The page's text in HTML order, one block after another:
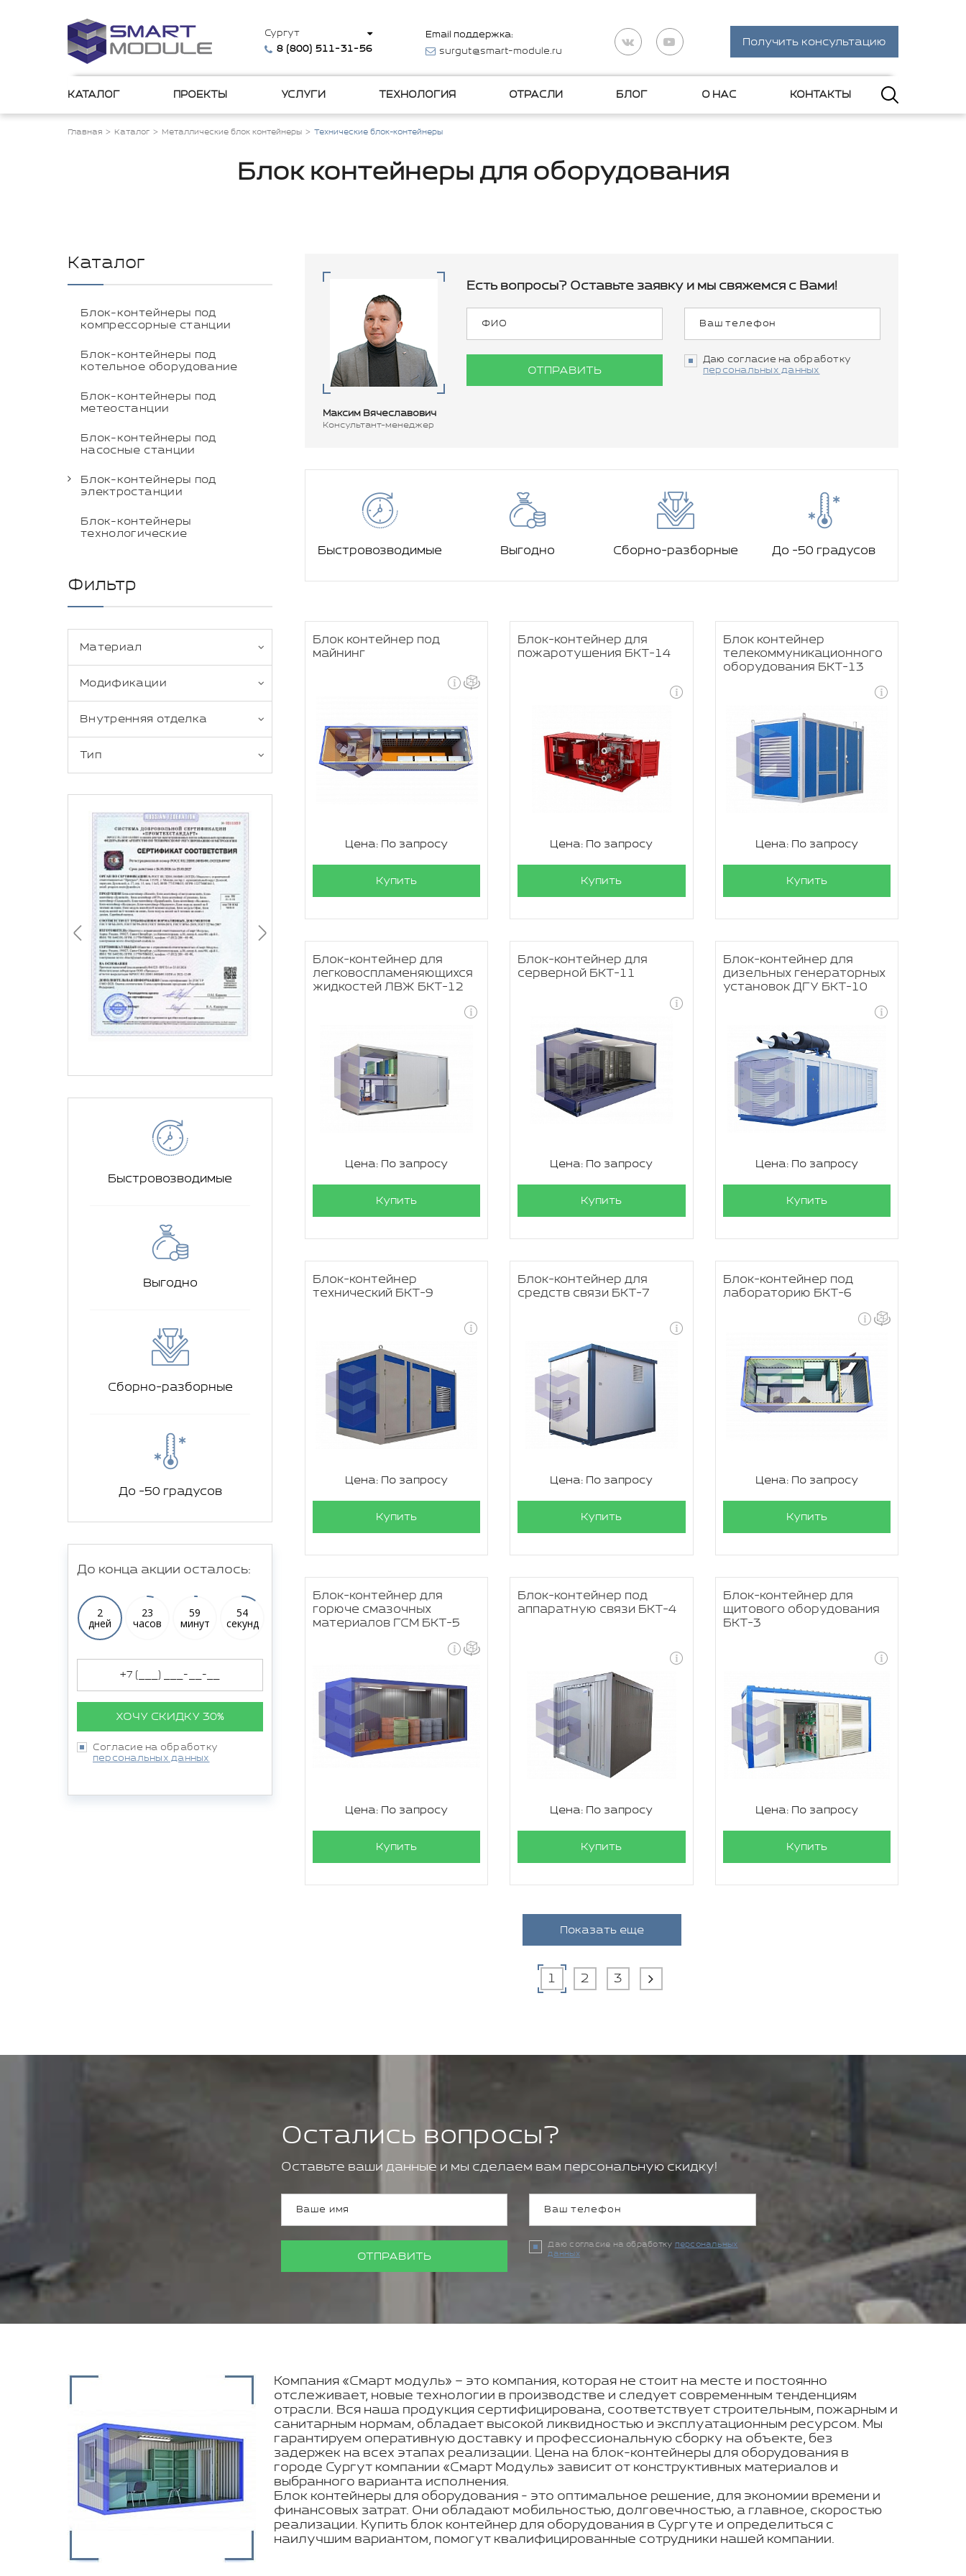
Сургут
8 (800) 511-31-56
Email поддержка:
surgut@smart-module.ru
Получить консультацию
КАТАЛОГ ПРОЕКТЫ УСЛУГИ ТЕХНОЛОГИЯ ОТРАСЛИ БЛОГ О НАС КОНТАКТЫ
Главная Каталог Металлические блок контейнеры Технические блок-контейнеры
Блок контейнеры для оборудования
Каталог
Блок-контейнеры под
компрессорные станции
Блок-контейнеры под
котельное оборудование
Блок-контейнеры под
метеостанции
Блок-контейнеры под
насосные станции
Блок-контейнеры под
электростанции
Блок-контейнеры
технологические
Фильтр
Материал
Модификации
Внутренняя отделка
Тип
Быстровозводимые
Выгодно
Сборно-разборные
До -50 градусов
До конца акции осталось:
2
дней
23
часов
59
минут
53
секунд
ХОЧУ СКИДКУ 30%
Согласие на обработку
персональных данных
Максим Вячеславович
Консультант-менеджер
Есть вопросы? Оставьте заявку и мы свяжемся с Вами!
ОТПРАВИТЬ
Даю согласие на обработку
персональных данных
Быстровозводимые Выгодно Сборно-разборные До -50 градусов
Блок контейнер под
майнинг
Цена: По запросу
Купить
Блок-контейнер для
пожаротушения БКТ-14
Цена: По запросу
Купить
Блок контейнер
телекоммуникационного
оборудования БКТ-13
Цена: По запросу
Купить
Блок-контейнер для
легковоспламеняющихся
жидкостей ЛВЖ БКТ-12
Цена: По запросу
Купить
Блок-контейнер для
серверной БКТ-11
Цена: По запросу
Купить
Блок-контейнер для
дизельных генераторных
установок ДГУ БКТ-10
Цена: По запросу
Купить
Блок-контейнер
технический БКТ-9
Цена: По запросу
Купить
Блок-контейнер для
средств связи БКТ-7
Цена: По запросу
Купить
Блок-контейнер под
лабораторию БКТ-6
Цена: По запросу
Купить
Блок-контейнер для
горюче смазочных
материалов ГСМ БКТ-5
Цена: По запросу
Купить
Блок-контейнер под
аппаратную связи БКТ-4
Цена: По запросу
Купить
Блок-контейнер для
щитового оборудования
БКТ-3
Цена: По запросу
Купить
Показать еще
1 2 3
Остались вопросы?
Оставьте ваши данные и мы сделаем вам персональную скидку!
ОТПРАВИТЬ
Даю согласие на обработку персональных
данных
Компания «Смарт модуль» – это компания, которая не стоит на месте и постоянно
отслеживает, новые технологии в производстве и следует современным тенденциям
отрасли. Вся наша продукция сертифицирована, соответствует строительным, пожарным и
санитарным нормам, обладает высокой ликвидностью и эксплуатационным ресурсом. Мы
гарантируем оперативную доставку и профессиональную сборку на объекте, без
задержек на всех этапах реализации. Цена на блок-контейнеры для оборудования в
городе Сургут компании «Смарт Модуль» зависит от конструктивных материалов и
выбранного варианта исполнения.
Блок контейнеры для оборудования - это оптимальное решение, для экономии времени и
финансовых затрат. Они обладают мобильностью, долговечностью, а главное, скоростью
реализации. Купить блок контейнер для оборудования в Сургуте и определиться с
наилучшим вариантом, помогут квалифицированные сотрудники нашей компании.